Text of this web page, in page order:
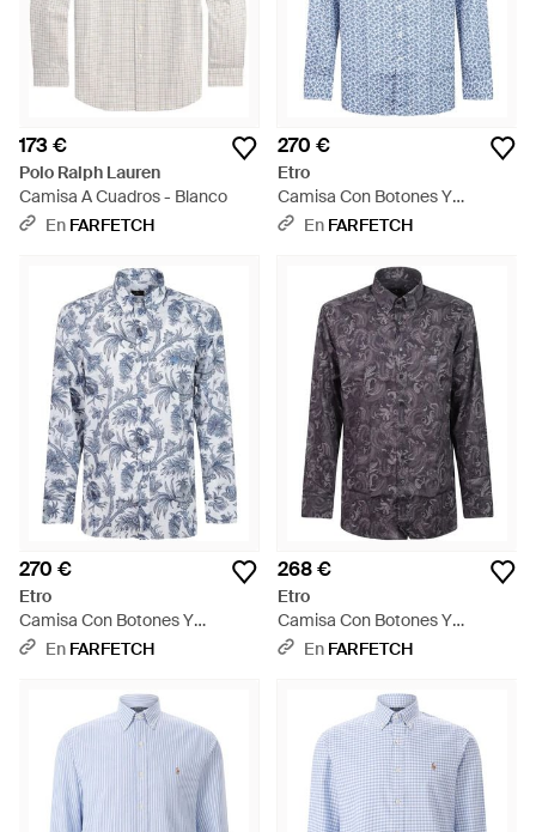
173 €
Polo Ralph Lauren
Camisa A Cuadros - Blanco
En FARFETCH
270 €
Etro
Camisa Con Botones Y
Estampado De Cachemira -
En FARFETCH
270 €
Etro
Camisa Con Botones Y
Estampado De Cachemira -
En FARFETCH
268 €
Etro
Camisa Con Botones Y
Estampado De Cachemira -
En FARFETCH